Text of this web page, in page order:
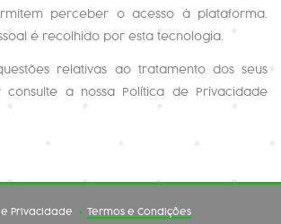
perceber o acesso à plataforma.
é recolhido por esta tecnologia.
relativas ao tratamento dos seus
a nossa Política de Privacidade
Privacidade Termos e Condições